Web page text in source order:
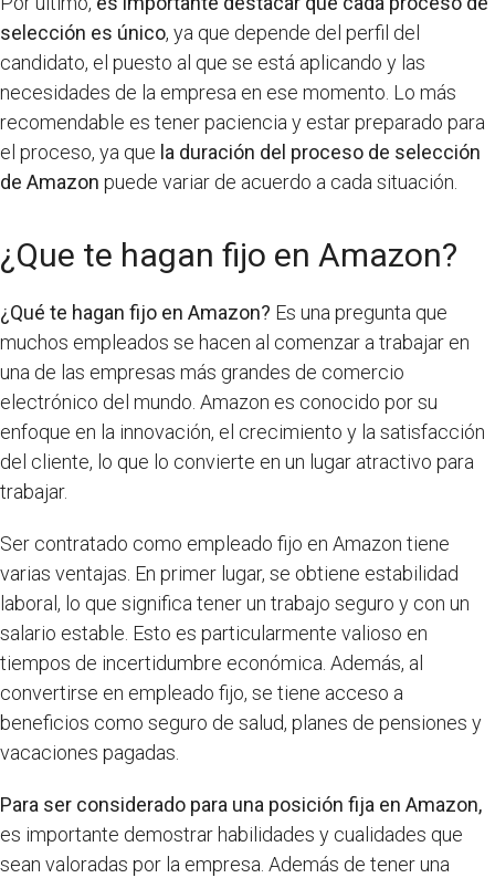
selección es único, ya que depende del perfil del
candidato, el puesto al que se está aplicando y las
necesidades de la empresa en ese momento. Lo más
recomendable es tener paciencia y estar preparado para
el proceso, ya que la duración del proceso de selección
de Amazon puede variar de acuerdo a cada situación.
¿Que te hagan fijo en Amazon?
¿Qué te hagan fijo en Amazon? Es una pregunta que
muchos empleados se hacen al comenzar a trabajar en
una de las empresas más grandes de comercio
electrónico del mundo. Amazon es conocido por su
enfoque en la innovación, el crecimiento y la satisfacción
del cliente, lo que lo convierte en un lugar atractivo para
trabajar.
Ser contratado como empleado fijo en Amazon tiene
varias ventajas. En primer lugar, se obtiene estabilidad
laboral, lo que significa tener un trabajo seguro y con un
salario estable. Esto es particularmente valioso en
tiempos de incertidumbre económica. Además, al
convertirse en empleado fijo, se tiene acceso a
beneficios como seguro de salud, planes de pensiones y
vacaciones pagadas.
Para ser considerado para una posición fija en Amazon,
es importante demostrar habilidades y cualidades que
sean valoradas por la empresa. Además de tener una